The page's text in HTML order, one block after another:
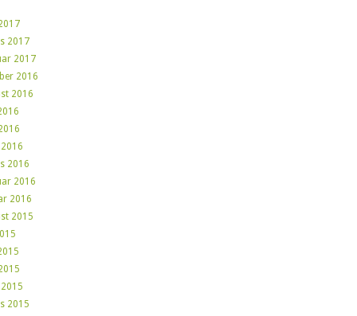
2017
2017
2016
2016
2016
2016
2016
2015
2015